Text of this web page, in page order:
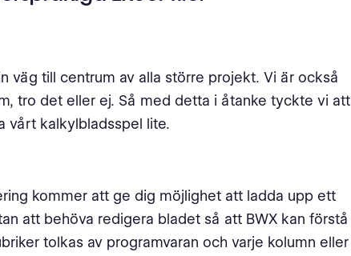
väg till centrum av alla större projekt. Vi är också
tro det eller ej. Så med detta i åtanke tyckte vi att
vårt kalkylbladsspel lite.
kommer att ge dig möjlighet att ladda upp ett
att behöva redigera bladet så att BWX kan förstå
tolkas av programvaran och varje kolumn eller